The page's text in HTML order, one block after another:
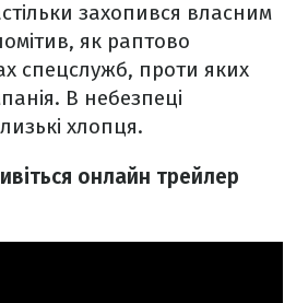
захопився власним
як раптово
спецслужб, проти яких
В небезпеці
хлопця.
онлайн трейлер